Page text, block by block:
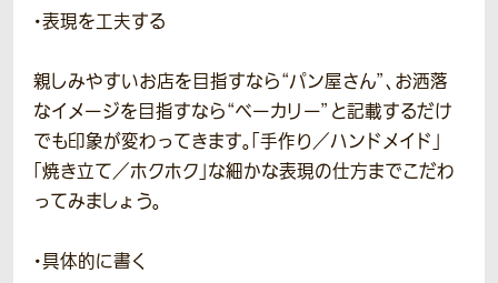
・表現を工夫する
親しみやすいお店を目指すなら“パン屋さん”、お洒落
なイメージを目指すなら“ベーカリー”と記載するだけ
でも印象が変わってきます。「手作り／ハンドメイド」
「焼き立て／ホクホク」な細かな表現の仕方までこだわ
ってみましょう。
・具体的に書く